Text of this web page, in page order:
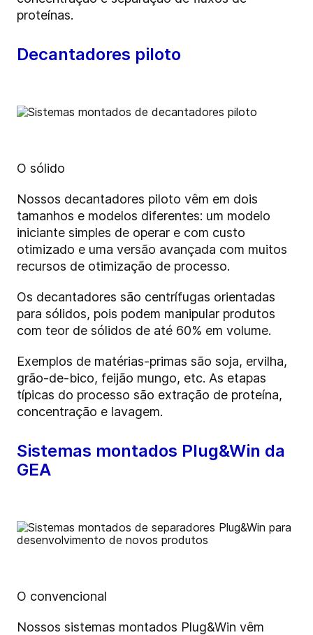
proteínas.
Decantadores piloto
O sólido
Nossos decantadores piloto vêm em dois
tamanhos e modelos diferentes: um modelo
iniciante simples de operar e com custo
otimizado e uma versão avançada com muitos
recursos de otimização de processo.
Os decantadores são centrífugas orientadas
para sólidos, pois podem manipular produtos
com teor de sólidos de até 60% em volume.
Exemplos de matérias-primas são soja, ervilha,
grão-de-bico, feijão mungo, etc. As etapas
típicas do processo são extração de proteína,
concentração e lavagem.
Sistemas montados Plug&Win da
GEA
O convencional
Nossos sistemas montados Plug&Win vêm